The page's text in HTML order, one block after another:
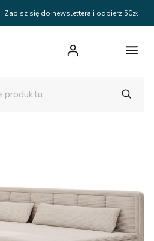
Zapisz się do newslettera i odbierz 50zł